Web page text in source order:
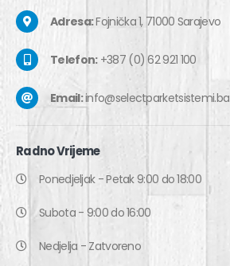
Adresa:Fojnička 1, 71000 Sarajevo
Telefon:+387 (0) 62 921 100
Email:info@selectparketsistemi.ba
RadnoVrijeme
Ponedjeljak - Petak 9:00 do 18:00
Subota - 9:00 do 16:00
Nedjelja - Zatvoreno